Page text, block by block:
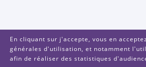
En cliquant sur j'accepte, vous en
générales d'utilisation, et notamment
afin de réaliser des statistiques